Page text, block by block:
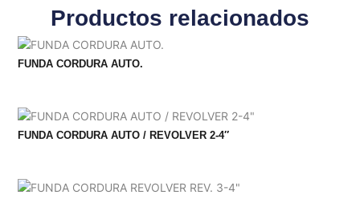
Productos relacionados
FUNDA CORDURA AUTO.
FUNDA CORDURA AUTO / REVOLVER 2-4″